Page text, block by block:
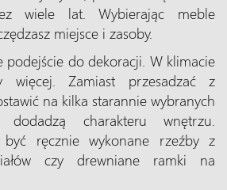
wiele lat. Wybierając meble
miejsce i zasoby.
podejście do dekoracji. W klimacie
więcej. Zamiast przesadzać z
na kilka starannie wybranych
dodadzą charakteru wnętrzu.
być ręcznie wykonane rzeźby z
czy drewniane ramki na